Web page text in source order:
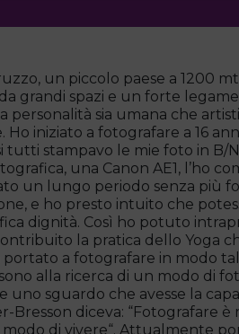
un piccolo paese a 1200
grandi spazi e un forte
sia umana che
Ho iniziato a fotografare a 16
tutti stampavo le mie foto in B/
una Canon AE1, l’ho
un lungo periodo senza più
e ho presto intuito che
dignità. Così ho potuto
la pratica dello Yoga
portato a fotografare in modo
alla ricerca di un modo di
uno sguardo che avesse la
Bresson diceva: “Fotografare
modo di vivere“. Attualmente